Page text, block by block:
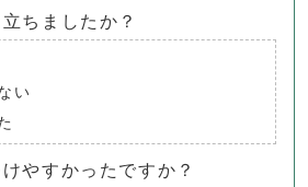
ちましたか？
い
やすかったですか？